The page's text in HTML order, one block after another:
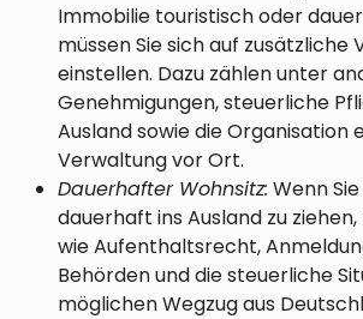
Immobilie touristisch oder
müssen Sie sich auf
einstellen. Dazu zählen unter
Genehmigungen, steuerliche
Ausland sowie die Organisation
Verwaltung vor Ort.
Dauerhafter Wohnsitz: Wenn
dauerhaft ins Ausland zu
wie Aufenthaltsrecht,
Behörden und die steuerliche
möglichen Wegzug aus